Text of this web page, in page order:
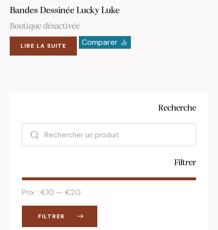
Bandes Dessinée Lucky Luke
Boutique désactivée
LIRE LA SUITE Comparer
Recherche
Filtrer
FILTRER
Prix : €10 —€20